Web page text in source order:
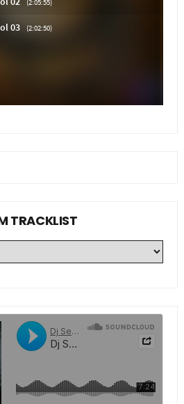
TRACKLIST